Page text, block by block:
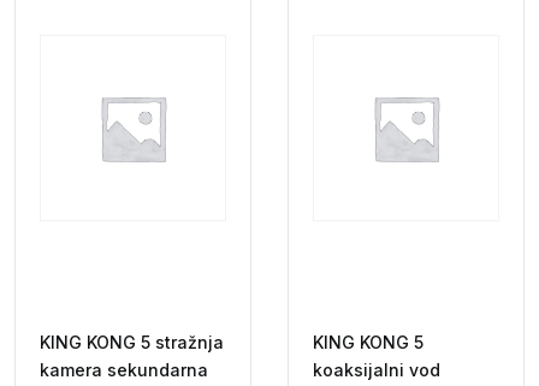
KING KONG 5 stražnja
kamera sekundarna
KING KONG 5
koaksijalni vod